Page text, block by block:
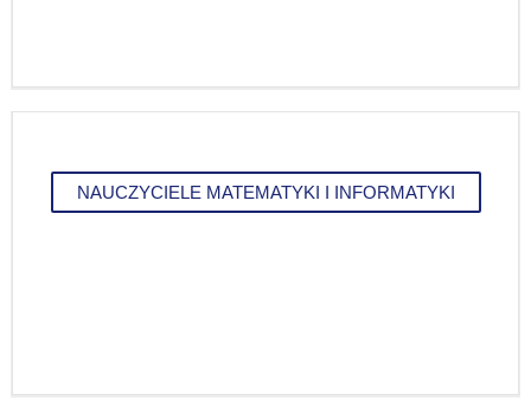
NAUCZYCIELE MATEMATYKI I INFORMATYKI